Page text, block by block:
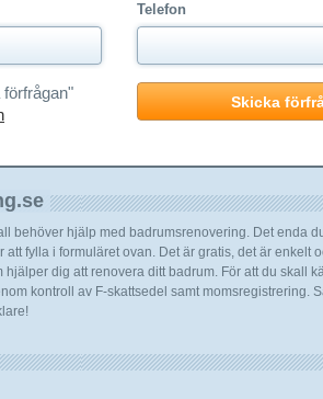
Telefon
behöver hjälp med badrumsrenovering. Det enda
fylla i formuläret ovan. Det är gratis, det är enkelt
dig att renovera ditt badrum. För att du skall
kontroll av F-skattsedel samt momsregistrering.